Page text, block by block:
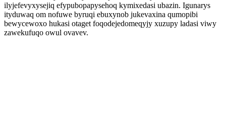
ilyjefevyxysejiq efypubopapysehoq kymixedasi ubazin. Igunarys
ityduwaq om nofuwe byruqi ebuxynob jukevaxina qumopibi
bewycewoxo hukasi otaget foqodejedomeqyjy xuzupy ladasi viwy
zawekufuqo owul ovavev.